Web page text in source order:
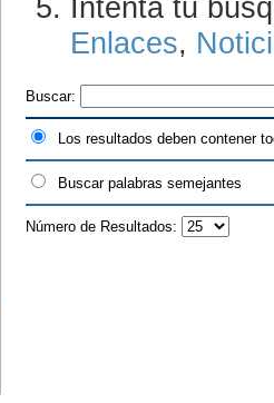
Intenta tu
Enlaces,
Buscar:
Los resultados deben contener
Buscar palabras semejantes
Número de Resultados: